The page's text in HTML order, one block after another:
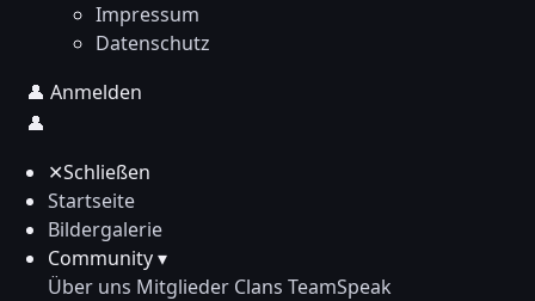
Impressum
Datenschutz
👤 Anmelden
👤
✕Schließen
Startseite
Bildergalerie
Community ▾
Über uns Mitglieder Clans TeamSpeak